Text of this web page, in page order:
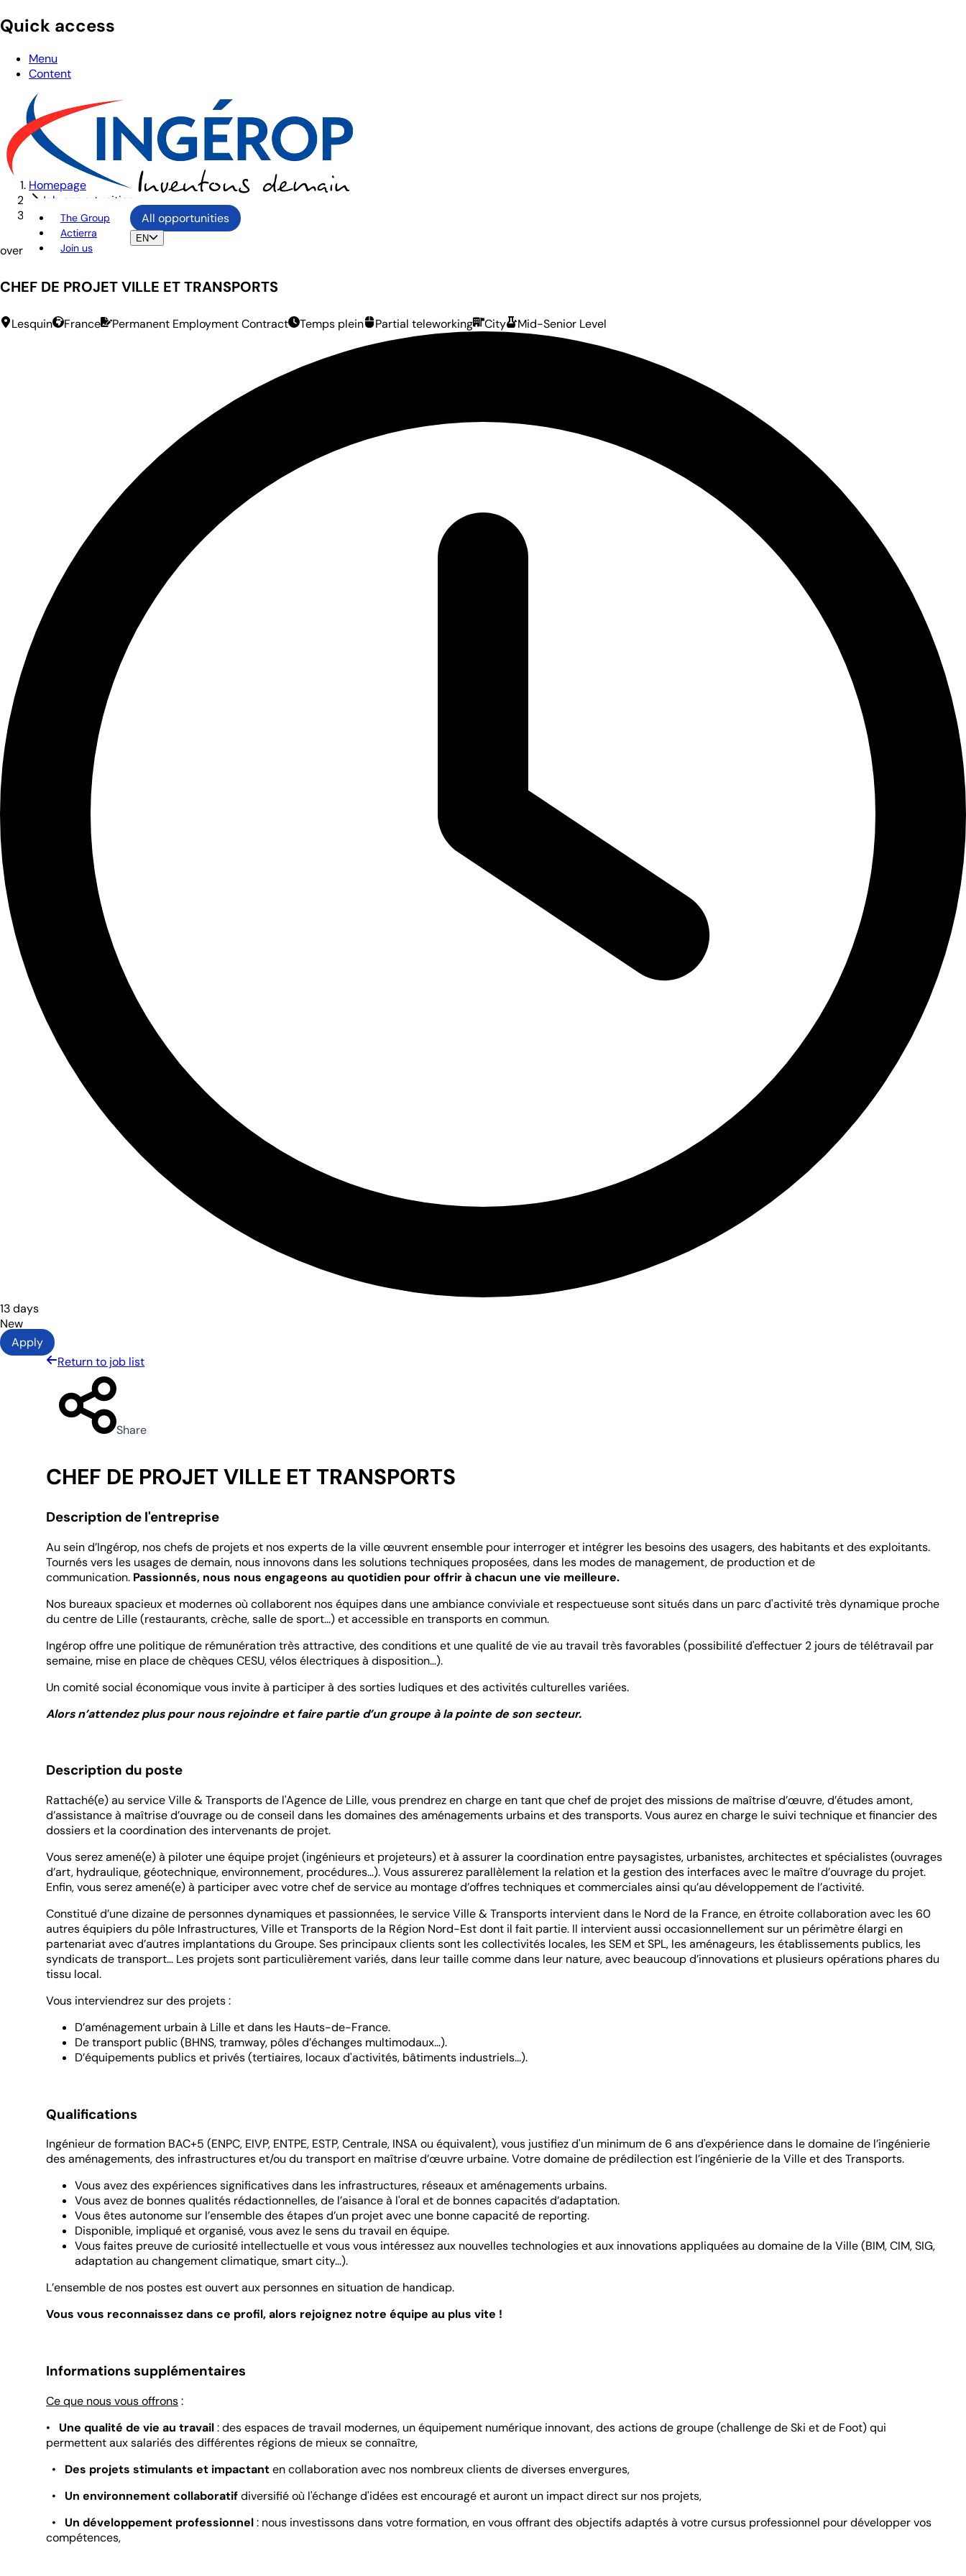
Quick access
Menu
Content
The Group
Actierra
Join us
All opportunities
EN
Homepage
Job opportunities
CHEF DE PROJET VILLE ET TRANSPORTS
overview
CHEF DE PROJET VILLE ET TRANSPORTS
Lesquin France Permanent Employment Contract Temps plein Partial teleworking City Mid-Senior Level
13 days
New
Apply
Return to job list
Share
CHEF DE PROJET VILLE ET TRANSPORTS
Description de l'entreprise
Au sein d’Ingérop, nos chefs de projets et nos experts de la ville œuvrent ensemble pour interroger et intégrer les besoins des usagers, des habitants et des exploitants.
Tournés vers les usages de demain, nous innovons dans les solutions techniques proposées, dans les modes de management, de production et de
communication. Passionnés, nous nous engageons au quotidien pour offrir à chacun une vie meilleure.
Nos bureaux spacieux et modernes où collaborent nos équipes dans une ambiance conviviale et respectueuse sont situés dans un parc d'activité très dynamique proche
du centre de Lille (restaurants, crèche, salle de sport...) et accessible en transports en commun.
Ingérop offre une politique de rémunération très attractive, des conditions et une qualité de vie au travail très favorables (possibilité d'effectuer 2 jours de télétravail par
semaine, mise en place de chèques CESU, vélos électriques à disposition…).
Un comité social économique vous invite à participer à des sorties ludiques et des activités culturelles variées.
Alors n’attendez plus pour nous rejoindre et faire partie d’un groupe à la pointe de son secteur.
Description du poste
Rattaché(e) au service Ville & Transports de l'Agence de Lille, vous prendrez en charge en tant que chef de projet des missions de maîtrise d’œuvre, d’études amont,
d’assistance à maîtrise d’ouvrage ou de conseil dans les domaines des aménagements urbains et des transports. Vous aurez en charge le suivi technique et financier des
dossiers et la coordination des intervenants de projet.
Vous serez amené(e) à piloter une équipe projet (ingénieurs et projeteurs) et à assurer la coordination entre paysagistes, urbanistes, architectes et spécialistes (ouvrages
d’art, hydraulique, géotechnique, environnement, procédures...). Vous assurerez parallèlement la relation et la gestion des interfaces avec le maître d’ouvrage du projet.
Enfin, vous serez amené(e) à participer avec votre chef de service au montage d’offres techniques et commerciales ainsi qu’au développement de l’activité.
Constitué d’une dizaine de personnes dynamiques et passionnées, le service Ville & Transports intervient dans le Nord de la France, en étroite collaboration avec les 60
autres équipiers du pôle Infrastructures, Ville et Transports de la Région Nord-Est dont il fait partie. Il intervient aussi occasionnellement sur un périmètre élargi en
partenariat avec d’autres implantations du Groupe. Ses principaux clients sont les collectivités locales, les SEM et SPL, les aménageurs, les établissements publics, les
syndicats de transport… Les projets sont particulièrement variés, dans leur taille comme dans leur nature, avec beaucoup d’innovations et plusieurs opérations phares du
tissu local.
Vous interviendrez sur des projets :
D’aménagement urbain à Lille et dans les Hauts-de-France.
De transport public (BHNS, tramway, pôles d’échanges multimodaux…).
D’équipements publics et privés (tertiaires, locaux d'activités, bâtiments industriels...).
Qualifications
Ingénieur de formation BAC+5 (ENPC, EIVP, ENTPE, ESTP, Centrale, INSA ou équivalent), vous justifiez d'un minimum de 6 ans d'expérience dans le domaine de l’ingénierie
des aménagements, des infrastructures et/ou du transport en maîtrise d’œuvre urbaine. Votre domaine de prédilection est l’ingénierie de la Ville et des Transports.
Vous avez des expériences significatives dans les infrastructures, réseaux et aménagements urbains.
Vous avez de bonnes qualités rédactionnelles, de l’aisance à l'oral et de bonnes capacités d’adaptation.
Vous êtes autonome sur l’ensemble des étapes d’un projet avec une bonne capacité de reporting.
Disponible, impliqué et organisé, vous avez le sens du travail en équipe.
Vous faites preuve de curiosité intellectuelle et vous vous intéressez aux nouvelles technologies et aux innovations appliquées au domaine de la Ville (BIM, CIM, SIG,
adaptation au changement climatique, smart city...).
L’ensemble de nos postes est ouvert aux personnes en situation de handicap.
Vous vous reconnaissez dans ce profil, alors rejoignez notre équipe au plus vite !
Informations supplémentaires
Ce que nous vous offrons:
• Une qualité de vie au travail: des espaces de travail modernes, un équipement numérique innovant, des actions de groupe (challenge de Ski et de Foot) qui
permettent aux salariés des différentes régions de mieux se connaître,
• Des projets stimulants et impactanten collaboration avec nos nombreux clients de diverses envergures,
• Un environnement collaboratifdiversifié où l'échange d'idées est encouragé et auront un impact direct sur nos projets,
• Un développement professionnel: nous investissons dans votre formation, en vous offrant des objectifs adaptés à votre cursus professionnel pour développer vos
compétences,